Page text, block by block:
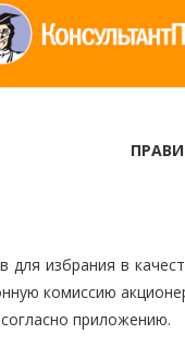
для избрания в
комиссию
приложению.